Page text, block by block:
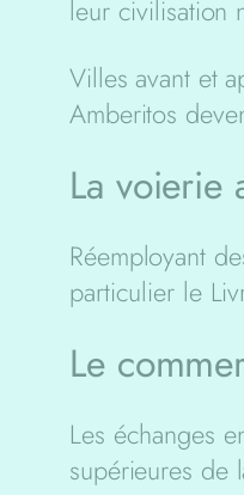
leur civilisation
Villes avant et
Amberitos
La voierie
Réemployant
particulier le
Le
Les échanges
supérieures de